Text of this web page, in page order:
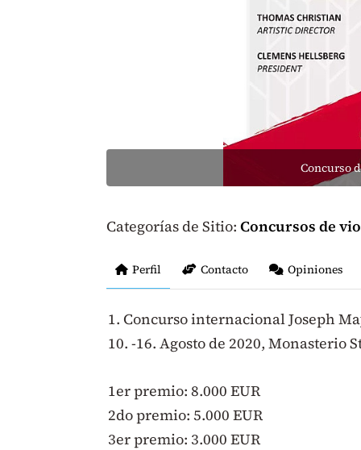
Concurso
Categorías de Sitio: Concursos de
Perfil Contacto Opiniones
1. Concurso internacional Joseph
10. -16. Agosto de 2020, Monasterio
1er premio: 8.000 EUR
2do premio: 5.000 EUR
3er premio: 3.000 EUR